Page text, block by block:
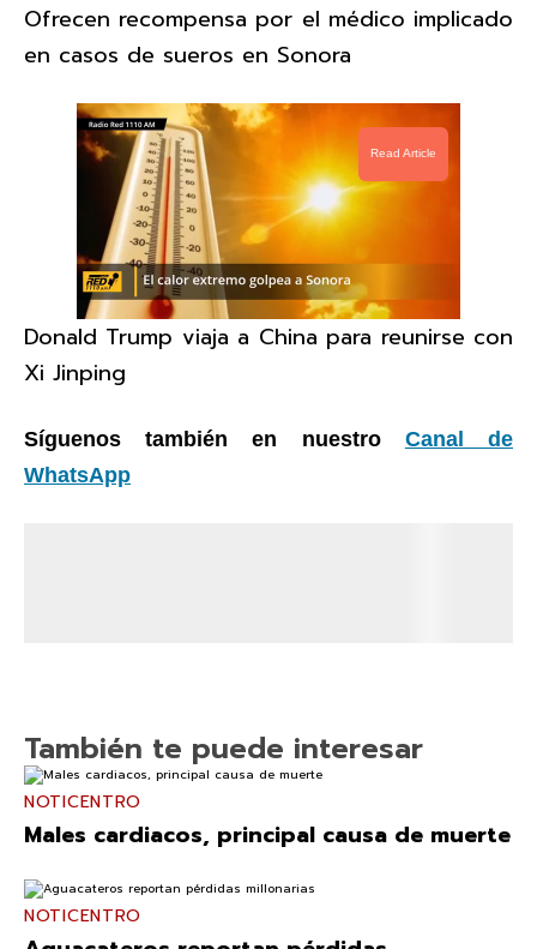
Ofrecen recompensa por el médico implicado
en casos de sueros en Sonora
Read Article
Donald Trump viaja a China para reunirse con
Xi Jinping
Síguenos también en nuestro Canal de
WhatsApp
También te puede interesar
NOTICENTRO
Males cardiacos, principal causa de muerte
NOTICENTRO